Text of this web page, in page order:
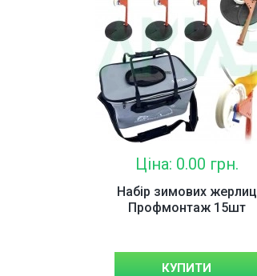
Ціна: 0.00 грн.
Набір зимових жерлиц
Профмонтаж 15шт
КУПИТИ